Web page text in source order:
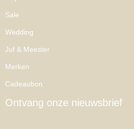
Sale
Wedding
Juf & Meester
Merken
Cadeaubon
Ontvang onze nieuwsbrief